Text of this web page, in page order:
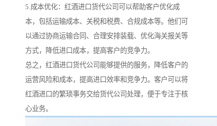
5.成本优化：红酒进口货代公司可以帮助客户优化成
本，包括运输成本、关税和税费、合规成本等。他们可
以通过协商运输合同、合理安排装载、优化海关报关等
方式，降低进口成本，提高客户的竞争力。
总之，红酒进口货代公司能够提供的服务，降低客户的
运营风险和成本，提高进口效率和竞争力。客户可以将
红酒进口的繁琐事务交给货代公司处理，便于专注于核
心业务。